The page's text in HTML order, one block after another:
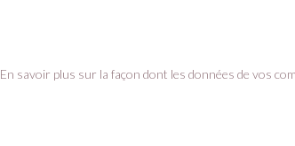
En savoir plus sur la façon dont les données de vos